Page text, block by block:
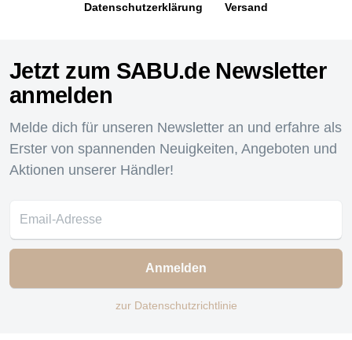
Datenschutzerklärung Versand
Jetzt zum SABU.de Newsletter
anmelden
Melde dich für unseren Newsletter an und erfahre als
Erster von spannenden Neuigkeiten, Angeboten und
Aktionen unserer Händler!
Anmelden
zur Datenschutzrichtlinie